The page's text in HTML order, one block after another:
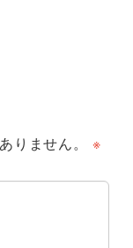
りません。
※